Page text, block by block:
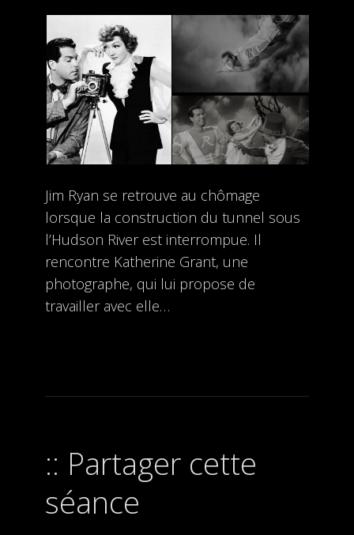
Jim Ryan se retrouve au chômage
lorsque la construction du tunnel sous
l’Hudson River est interrompue. Il
rencontre Katherine Grant, une
photographe, qui lui propose de
travailler avec elle…
Partager cette
séance